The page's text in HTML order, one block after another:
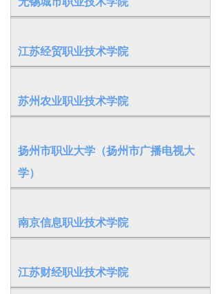
江苏经贸职业技术学院
苏州农业职业技术学院
扬州市职业大学（扬州市广播电视大
学）
南京信息职业技术学院
江苏财经职业技术学院